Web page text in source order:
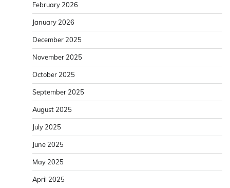
February 2026
January 2026
December 2025
November 2025
October 2025
September 2025
August 2025
July 2025
June 2025
May 2025
April 2025